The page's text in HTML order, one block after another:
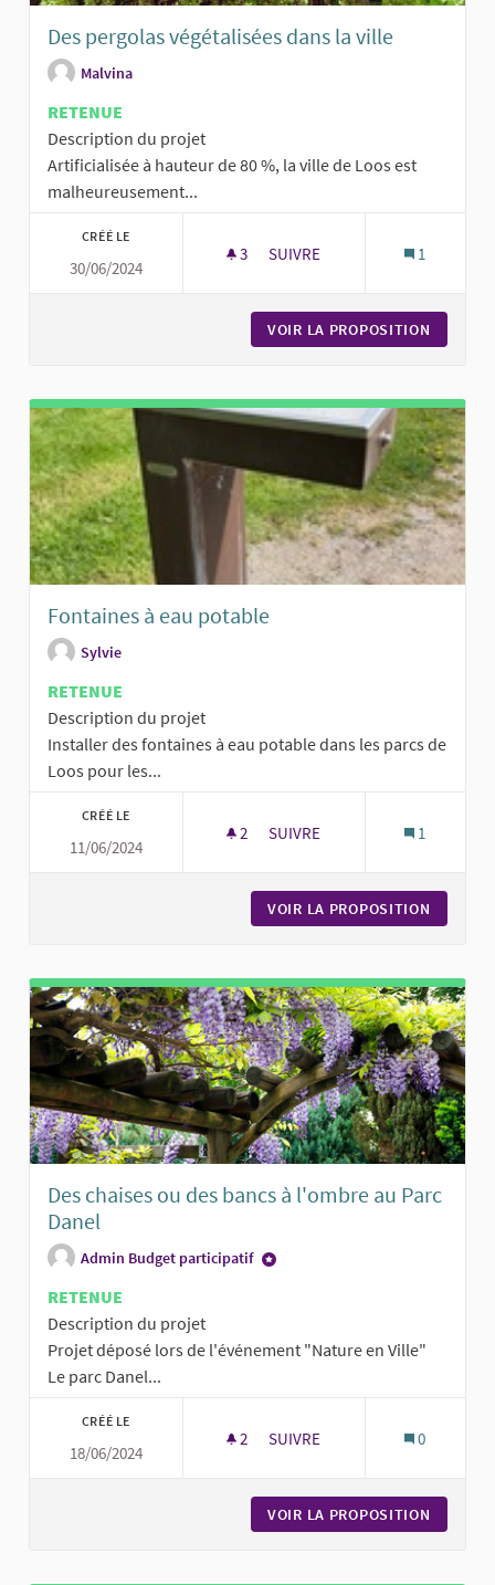
Des pergolas végétalisées dans la ville
Malvina
RETENUE
Description du projet
Artificialisée à hauteur de 80 %, la ville de Loos est
malheureusement...
CRÉÉ LE
30/06/2024
3 3 ABONNÉS
SUIVRE 1
VOIR LA PROPOSITION
Fontaines à eau potable
Sylvie
RETENUE
Description du projet
Installer des fontaines à eau potable dans les parcs de
Loos pour les...
CRÉÉ LE
11/06/2024
2 2 ABONNÉS
SUIVRE 1
VOIR LA PROPOSITION
Des chaises ou des bancs à l'ombre au Parc
Danel
Admin Budget participatif
RETENUE
Description du projet
Projet déposé lors de l'événement "Nature en Ville"
Le parc Danel...
CRÉÉ LE
18/06/2024
2 2 ABONNÉS
SUIVRE 0
VOIR LA PROPOSITION